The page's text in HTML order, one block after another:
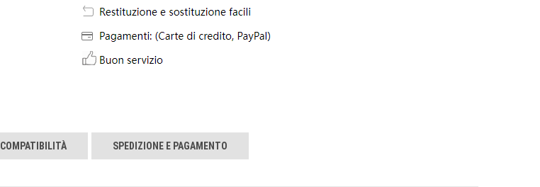
COMPATIBILITÀ SPEDIZIONE E PAGAMENTO